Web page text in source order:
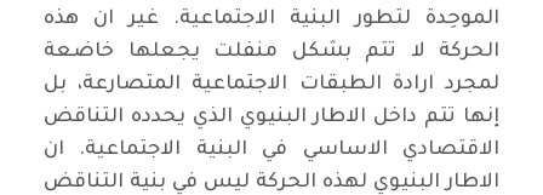
الموحِدة لتطور البنية الاجتماعية. غير ان هذه
الحركة لا تتم بشكل منفلت يجعلها خاضعة
لمجرد ارادة الطبقات الاجتماعية المتصارعة، بل
إنها تتم داخل الاطار البنيوي الذي يحدده التناقض
الاقتصادي الاساسي في البنية الاجتماعية. ان
الاطار البنيوي لهذه الحركة ليس في بنية التناقض